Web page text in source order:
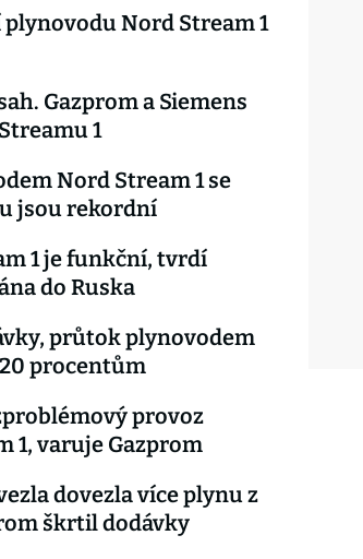
Nord Stream 1
Gazprom a Siemens
1
Nord Stream 1 se
jsou rekordní
1 je funkční, tvrdí
do Ruska
průtok plynovodem
procentům
provoz
1, varuje Gazprom
dovezla více plynu z
škrtil dodávky